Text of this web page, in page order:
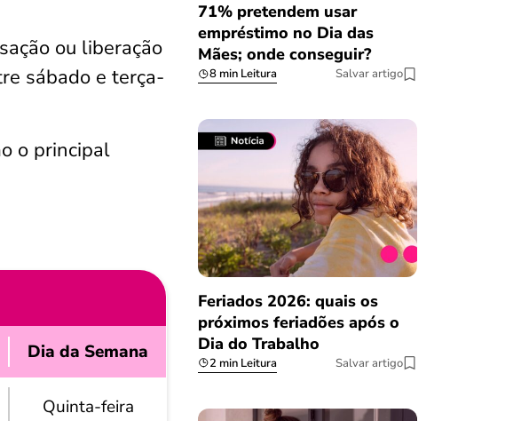
ou liberação
sábado e terça-
o principal
Dia da Semana
Quinta-feira
71% pretendem usar
empréstimo no Dia das
Mães; onde conseguir?
8 min Leitura Salvar artigo
Feriados 2026: quais os
próximos feriadões após o
Dia do Trabalho
2 min Leitura Salvar artigo